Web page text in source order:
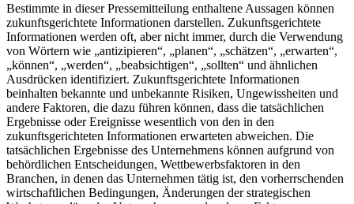
Bestimmte in dieser Pressemitteilung enthaltene Aussagen können
zukunftsgerichtete Informationen darstellen. Zukunftsgerichtete
Informationen werden oft, aber nicht immer, durch die Verwendung
von Wörtern wie „antizipieren“, „planen“, „schätzen“, „erwarten“,
„können“, „werden“, „beabsichtigen“, „sollten“ und ähnlichen
Ausdrücken identifiziert. Zukunftsgerichtete Informationen
beinhalten bekannte und unbekannte Risiken, Ungewissheiten und
andere Faktoren, die dazu führen können, dass die tatsächlichen
Ergebnisse oder Ereignisse wesentlich von den in den
zukunftsgerichteten Informationen erwarteten abweichen. Die
tatsächlichen Ergebnisse des Unternehmens können aufgrund von
behördlichen Entscheidungen, Wettbewerbsfaktoren in den
Branchen, in denen das Unternehmen tätig ist, den vorherrschenden
wirtschaftlichen Bedingungen, Änderungen der strategischen